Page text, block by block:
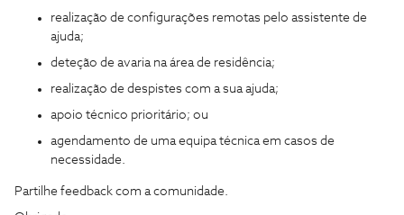
realização de configurações remotas pelo assistente de
ajuda;
deteção de avaria na área de residência;
realização de despistes com a sua ajuda;
apoio técnico prioritário; ou
agendamento de uma equipa técnica em casos de
necessidade.
Partilhe feedback com a comunidade.